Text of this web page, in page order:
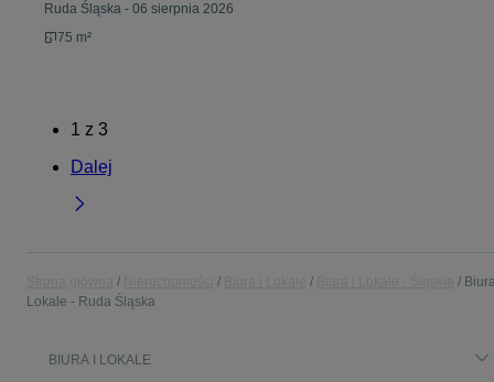
Ruda Śląska - 06 sierpnia 2026
75 m²
1 z 3
Dalej
Lokale - Ruda Śląska
BIURA I LOKALE